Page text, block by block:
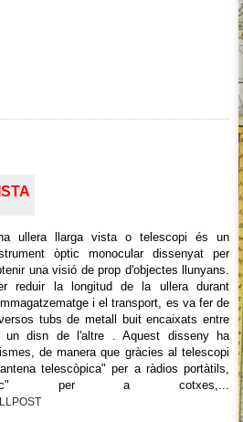
ullera llarga vista o telescopi és un
òptic monocular dissenyat per
una visió de prop d'objectes llunyans.
reduir la longitud de la ullera durant
i el transport, es va fer de
tubs de metall buit encaixats entre
un disn de l'altre . Aquest disseny ha
de manera que gràcies al telescopi
telescòpica" per a ràdios portàtils,
per a cotxes,...